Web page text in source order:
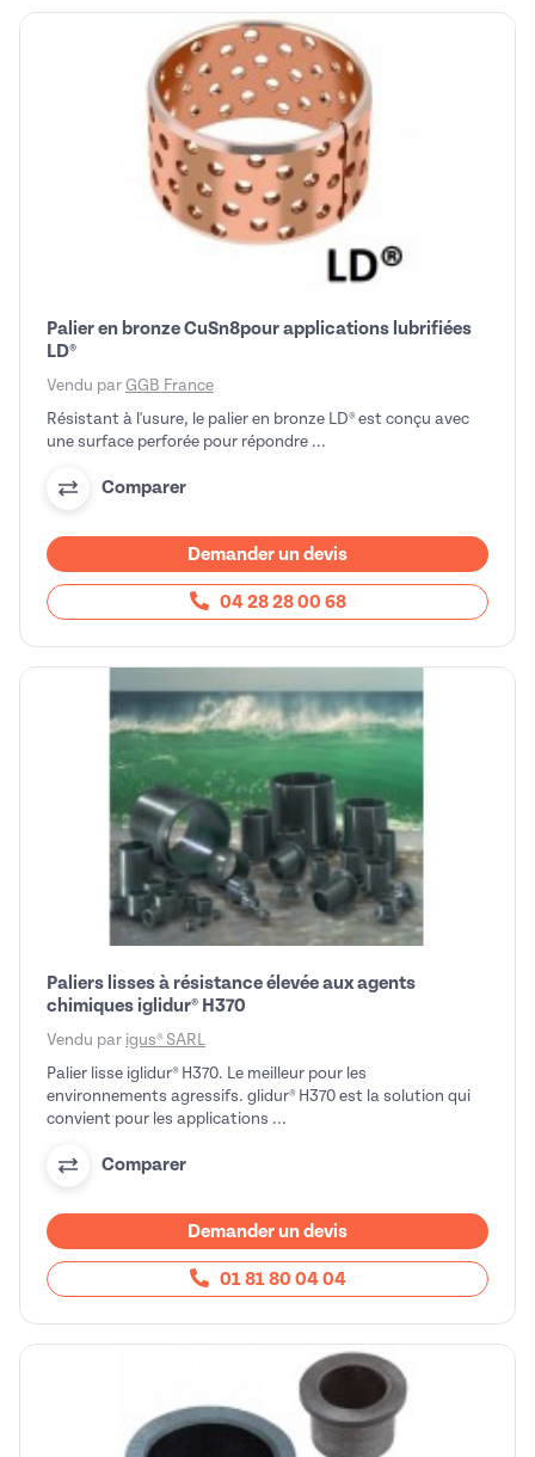
Palier en bronze CuSn8pour applications lubrifiées
LD®
Vendu par GGB France
Résistant à l'usure, le palier en bronze LD® est conçu avec
une surface perforée pour répondre ...
Comparer
Demander un devis
04 28 28 00 68
Paliers lisses à résistance élevée aux agents
chimiques iglidur® H370
Vendu par igus® SARL
Palier lisse iglidur® H370. Le meilleur pour les
environnements agressifs. glidur® H370 est la solution qui
convient pour les applications ...
Comparer
Demander un devis
01 81 80 04 04